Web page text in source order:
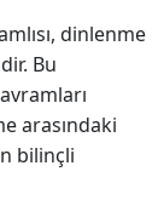
dinlenme
Bu
arasındaki
bilinçli